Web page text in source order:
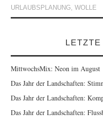
URLAUBSPLANUNG,WOLLE
MittwochsMix: Neon im August
Das Jahr der Landschaften:
Das Jahr der Landschaften:
Das Jahr der Landschaften: